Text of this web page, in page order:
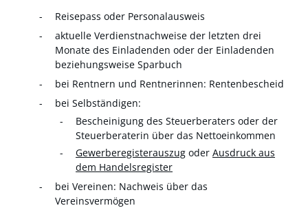
Reisepass oder Personalausweis
aktuelle Verdienstnachweise der letzten drei
Monate des Einladenden oder der Einladenden
beziehungsweise Sparbuch
bei Rentnern und Rentnerinnen: Rentenbescheid
bei Selbständigen:
Bescheinigung des Steuerberaters oder der
Steuerberaterin über das Nettoeinkommen
Gewerberegisterauszug oder Ausdruck aus
dem Handelsregister
bei Vereinen: Nachweis über das
Vereinsvermögen